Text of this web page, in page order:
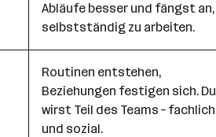
Abläufe besser und fängst an,
selbstständig zu arbeiten.
Routinen entstehen,
Beziehungen festigen sich. Du
wirst Teil des Teams – fachlich
und sozial.